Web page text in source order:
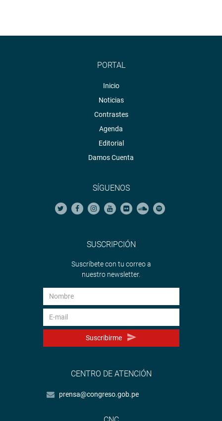
PORTAL
Inicio
Noticias
Contrastes
Agenda
Editorial
Damos Cuenta
SÍGUENOS
SUSCRIPCIÓN
Suscríbete con tu correo a
nuestro newsletter.
Suscribirme
CENTRO DE ATENCIÓN
prensa@congreso.gob.pe